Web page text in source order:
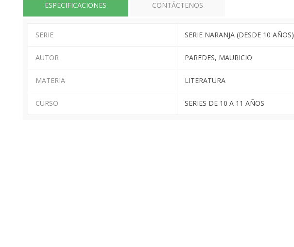
ESPECIFICACIONES CONTÁCTENOS
SERIE SERIE NARANJA (DESDE 10 AÑOS)
AUTOR PAREDES, MAURICIO
MATERIA LITERATURA
CURSO SERIES DE 10 A 11 AÑOS